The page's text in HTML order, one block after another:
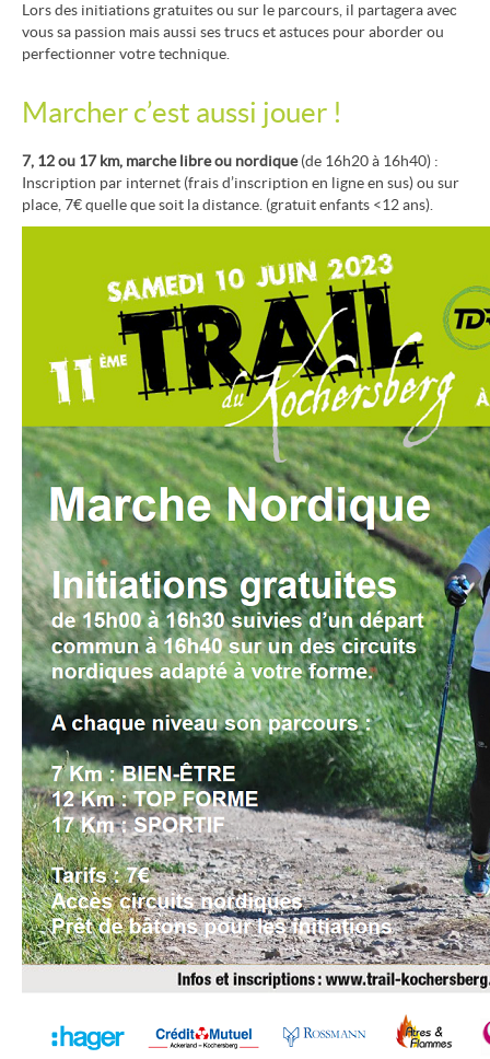
Lors des initiations gratuites ou sur le parcours, il partagera avec
vous sa passion mais aussi ses trucs et astuces pour aborder ou
perfectionner votre technique.
Marcher c’est aussi jouer !
7, 12 ou 17 km, marche libre ou nordique(de 16h20 à 16h40) :
Inscription par internet (frais d’inscription en ligne en sus) ou sur
place, 7€ quelle que soit la distance. (gratuit enfants <12 ans).